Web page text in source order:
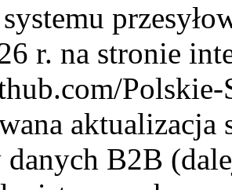
r. na stronie
Polskie-
aktualizacja
B2B